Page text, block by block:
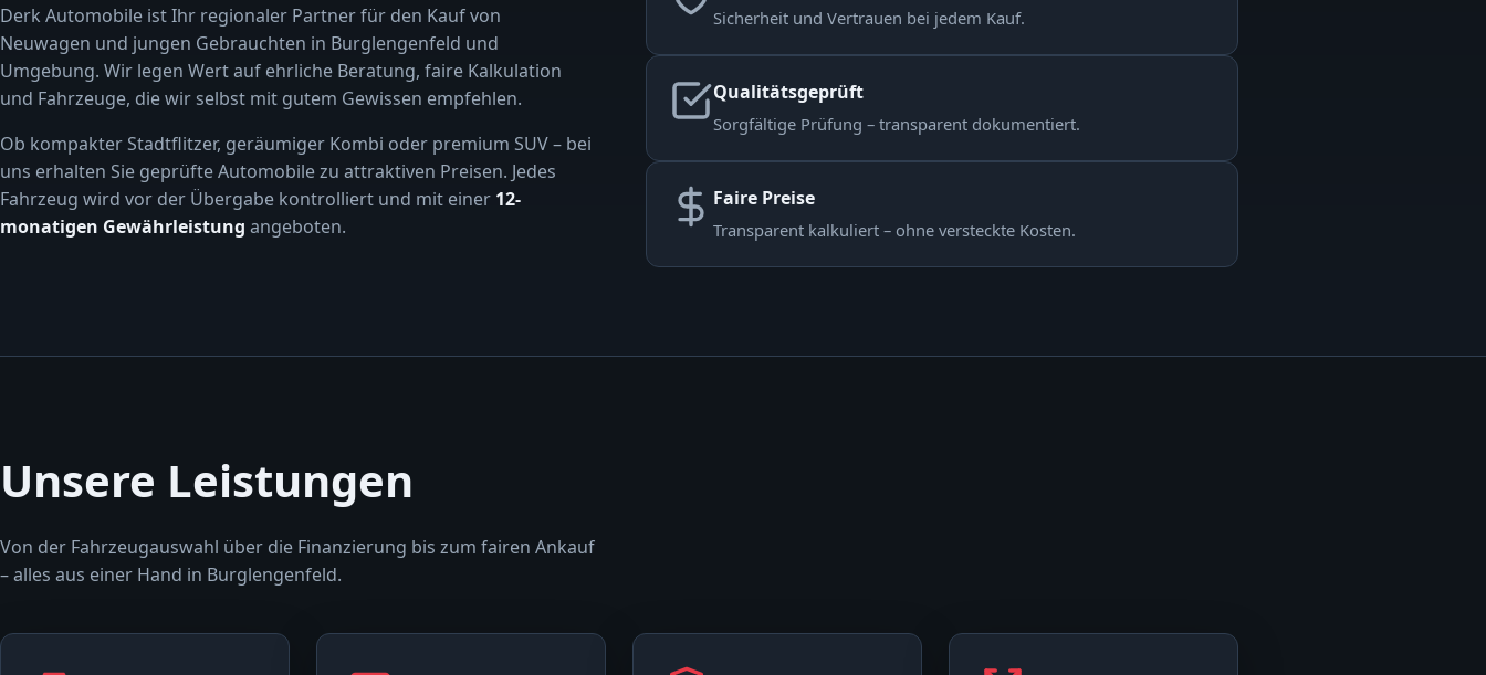
Derk Automobile ist Ihr regionaler Partner für den Kauf von
Neuwagen und jungen Gebrauchten in Burglengenfeld und
Umgebung. Wir legen Wert auf ehrliche Beratung, faire Kalkulation
und Fahrzeuge, die wir selbst mit gutem Gewissen empfehlen.
Ob kompakter Stadtflitzer, geräumiger Kombi oder premium SUV – bei
uns erhalten Sie geprüfte Automobile zu attraktiven Preisen. Jedes
Fahrzeug wird vor der Übergabe kontrolliert und mit einer 12-
monatigen Gewährleistung angeboten.
Sicherheit und Vertrauen bei jedem Kauf.
Qualitätsgeprüft
Sorgfältige Prüfung – transparent dokumentiert.
Faire Preise
Transparent kalkuliert – ohne versteckte Kosten.
Unsere Leistungen
Von der Fahrzeugauswahl über die Finanzierung bis zum fairen Ankauf
– alles aus einer Hand in Burglengenfeld.